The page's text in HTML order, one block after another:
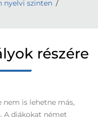
nyelvi szinten
részére
nem is lehetne más,
A diákokat német